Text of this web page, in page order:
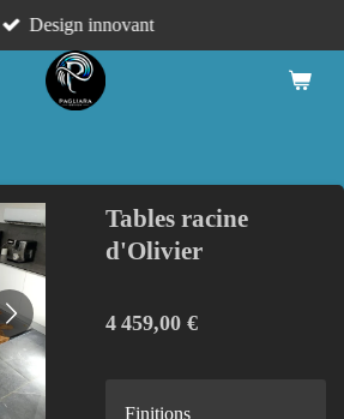
Design innovant
Tables racine
d'Olivier
4 459,00 €
Finitions